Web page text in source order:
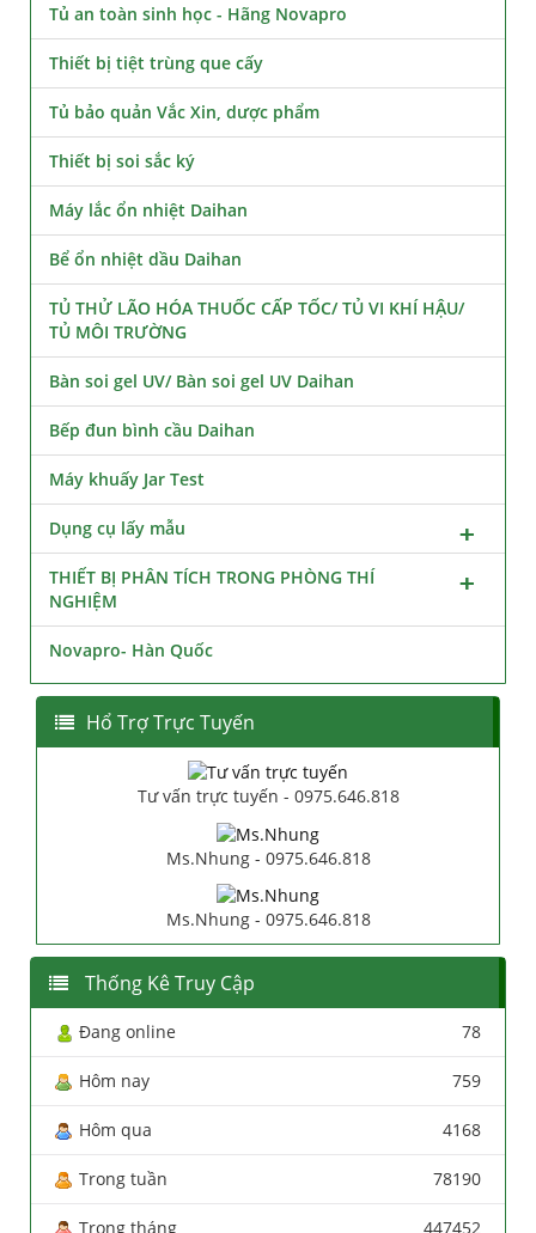
Tủ an toàn sinh học - Hãng Novapro
Thiết bị tiệt trùng que cấy
Tủ bảo quản Vắc Xin, dược phẩm
Thiết bị soi sắc ký
Máy lắc ổn nhiệt Daihan
Bể ổn nhiệt dầu Daihan
TỦ THỬ LÃO HÓA THUỐC CẤP TỐC/ TỦ VI KHÍ HẬU/
TỦ MÔI TRƯỜNG
Bàn soi gel UV/ Bàn soi gel UV Daihan
Bếp đun bình cầu Daihan
Máy khuấy Jar Test
Dụng cụ lấy mẫu
THIẾT BỊ PHÂN TÍCH TRONG PHÒNG THÍ
NGHIỆM
Novapro- Hàn Quốc
Hổ Trợ Trực Tuyến
Tư vấn trực tuyến - 0975.646.818
Ms.Nhung - 0975.646.818
Ms.Nhung - 0975.646.818
Thống Kê Truy Cập
Đang online 78
Hôm nay 759
Hôm qua 4168
Trong tuần 78190
Trong tháng 447452